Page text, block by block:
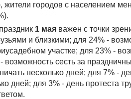
жители городов с населением
1 мая важен с точки
и близкими; для 24% -
участке; для 23% -
сесть за
несколько дней; для 7% -
дней; для 3% - день протеста